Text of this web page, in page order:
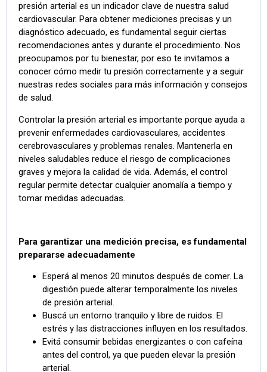
presión arterial es un indicador clave de nuestra salud
cardiovascular. Para obtener mediciones precisas y un
diagnóstico adecuado, es fundamental seguir ciertas
recomendaciones antes y durante el procedimiento. Nos
preocupamos por tu bienestar, por eso te invitamos a
conocer cómo medir tu presión correctamente y a seguir
nuestras redes sociales para más información y consejos
de salud.
Controlar la presión arterial es importante porque ayuda a
prevenir enfermedades cardiovasculares, accidentes
cerebrovasculares y problemas renales. Mantenerla en
niveles saludables reduce el riesgo de complicaciones
graves y mejora la calidad de vida. Además, el control
regular permite detectar cualquier anomalía a tiempo y
tomar medidas adecuadas.
Para garantizar una medición precisa, es fundamental
prepararse adecuadamente
Esperá al menos 20 minutos después de comer. La
digestión puede alterar temporalmente los niveles
de presión arterial.
Buscá un entorno tranquilo y libre de ruidos. El
estrés y las distracciones influyen en los resultados.
Evitá consumir bebidas energizantes o con cafeína
antes del control, ya que pueden elevar la presión
arterial.